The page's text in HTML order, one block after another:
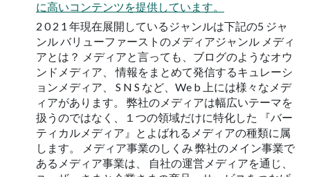
に高いコンテンツを提供しています。
2 0 2 1 年現在展開しているジャンルは下記の5 ジャ
ンル バリューファーストのメディアジャンル メディ
アとは？ メディアと言っても、ブログのようなオウ
ンドメディア、 情報をまとめて発信するキュレーシ
ョンメディア、 S N S など、We b 上には様々なメデ
ィアがあります。 弊社のメディアは幅広いテーマを
扱うのではなく、１つの領域だけに特化した 『バー
ティカルメディア』とよばれるメディアの種類に属
します。 メディア事業のしくみ 弊社のメイン事業で
あるメディア事業は、 自社の運営メディアを通じ、